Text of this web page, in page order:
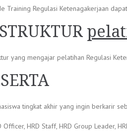
Training Regulasi Ketenagakerjaan
yang mengajar pelatihan Regulasi
tingkat akhir yang ingin berkarir
Officer, HRD Staff, HRD Group Leader,